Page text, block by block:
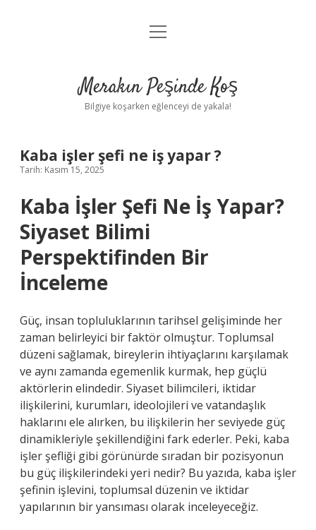
Anasayfa
Yasal Uyarı
menüyü
Merakın Peşinde Koş
Bilgiye koşarken eğlenceyi de yakala!
Kaba işler şefi ne iş yapar ?
Tarih: Kasım 15, 2025
Kaba İşler Şefi Ne İş Yapar?
Siyaset Bilimi
Perspektifinden Bir
İnceleme
Güç, insan topluluklarının tarihsel gelişiminde her
zaman belirleyici bir faktör olmuştur. Toplumsal
düzeni sağlamak, bireylerin ihtiyaçlarını karşılamak
ve aynı zamanda egemenlik kurmak, hep güçlü
aktörlerin elindedir. Siyaset bilimcileri, iktidar
ilişkilerini, kurumları, ideolojileri ve vatandaşlık
haklarını ele alırken, bu ilişkilerin her seviyede güç
dinamikleriyle şekillendiğini fark ederler. Peki, kaba
işler şefliği gibi görünürde sıradan bir pozisyonun
bu güç ilişkilerindeki yeri nedir? Bu yazıda, kaba işler
şefinin işlevini, toplumsal düzenin ve iktidar
yapılarının bir yansıması olarak inceleyeceğiz.